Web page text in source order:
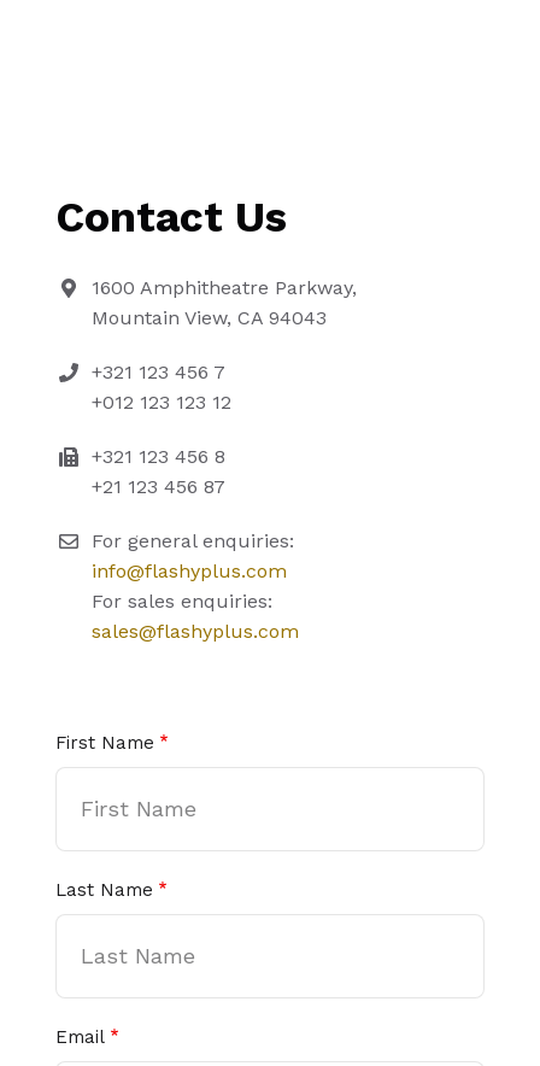
Contact Us
1600 Amphitheatre Parkway,
Mountain View, CA 94043
+321 123 456 7
+012 123 123 12
+321 123 456 8
+21 123 456 87
For general enquiries:
info@flashyplus.com
For sales enquiries:
sales@flashyplus.com
First Name
Last Name
Email